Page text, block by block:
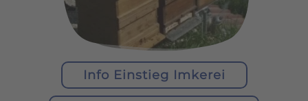
Info Einstieg Imkerei